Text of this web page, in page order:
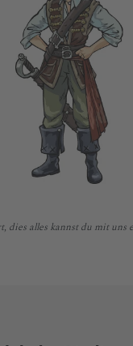
dies alles kannst du mit uns